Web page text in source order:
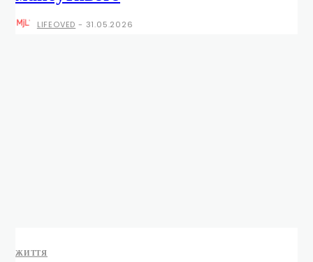
LIFEOVED - 31.05.2026
ЖИТТЯ